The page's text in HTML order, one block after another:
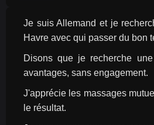
Je suis Allemand et je
Havre avec qui passer du bon
Disons que je recherche
avantages, sans engagement.
J'apprécie les massages
le résultat.